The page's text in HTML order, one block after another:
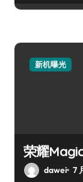
新机曝光
荣耀
dawei 7